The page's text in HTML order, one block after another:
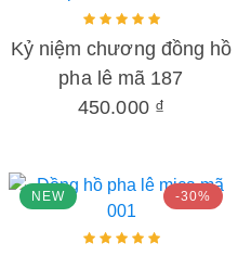
Kỷ niệm chương đồng hồ
pha lê mã 187
450.000 ₫
NEW -30%